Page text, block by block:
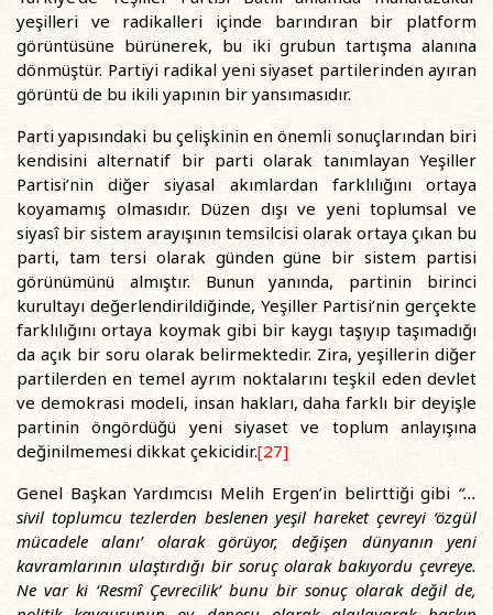
yeşilleri ve radikalleri içinde barındıran bir platform
görüntüsüne bürünerek, bu iki grubun tartışma alanına
dönmüştür. Partiyi radikal yeni siyaset partilerinden ayıran
görüntü de bu ikili yapının bir yansımasıdır.
Parti yapısındaki bu çelişkinin en önemli sonuçlarından biri
kendisini alternatif bir parti olarak tanımlayan Yeşiller
Partisi’nin diğer siyasal akımlardan farklılığını ortaya
koyamamış olmasıdır. Düzen dışı ve yeni toplumsal ve
siyasî bir sistem arayışının temsilcisi olarak ortaya çıkan bu
parti, tam tersi olarak günden güne bir sistem partisi
görünümünü almıştır. Bunun yanında, partinin birinci
kurultayı değerlendirildiğinde, Yeşiller Partisi’nin gerçekte
farklılığını ortaya koymak gibi bir kaygı taşıyıp taşımadığı
da açık bir soru olarak belirmektedir. Zira, yeşillerin diğer
partilerden en temel ayrım noktalarını teşkil eden devlet
ve demokrasi modeli, insan hakları, daha farklı bir deyişle
partinin öngördüğü yeni siyaset ve toplum anlayışına
değinilmemesi dikkat çekicidir.[27]
Genel Başkan Yardımcısı Melih Ergen’in belirttiği gibi “...
sivil toplumcu tezlerden beslenen yeşil hareket çevreyi ‘özgül
mücadele alanı’ olarak görüyor, değişen dünyanın yeni
kavramlarının ulaştırdığı bir soruç olarak bakıyordu çevreye.
Ne var ki ‘Resmî Çevrecilik’ bunu bir sonuç olarak değil de,